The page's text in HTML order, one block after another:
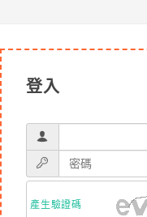
登入
產生驗證碼